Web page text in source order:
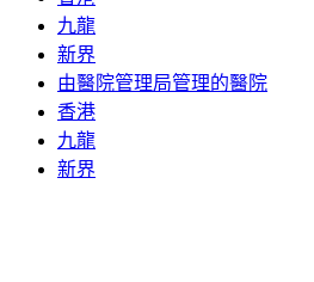
九龍
新界
由醫院管理局管理的醫院
香港
九龍
新界